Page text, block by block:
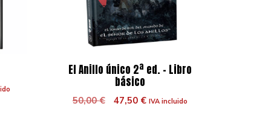
El Anillo único 2ª ed. – Libro
básico
50,00€
El
47,50 €ElIVA incluido